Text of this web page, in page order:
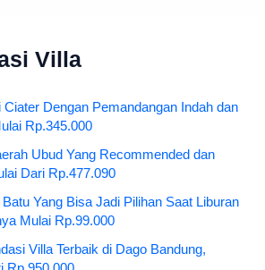
Villa
Ciater Dengan Pemandangan Indah dan
Rp.345.000
Ubud Yang Recommended dan
Dari Rp.477.090
Yang Bisa Jadi Pilihan Saat Liburan
Mulai Rp.99.000
Villa Terbaik di Dago Bandung,